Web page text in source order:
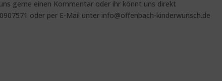
gerne einen Kommentar oder ihr könnt uns direkt
oder per E-Mail unter info@offenbach-kinderwunsch.de